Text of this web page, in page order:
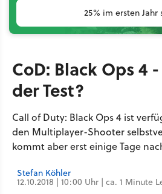
25% im ersten Jahr
CoD: Black Ops 4
der Test?
Call of Duty: Black Ops 4 ist
den Multiplayer-Shooter
kommt aber erst einige Tage
Stefan Köhler
12.10.2018 | 10:00 Uhr | ca. 1 Minute